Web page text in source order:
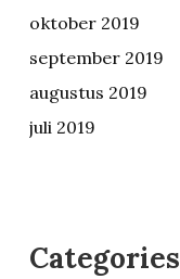
oktober 2019
september 2019
augustus 2019
juli 2019
Categories